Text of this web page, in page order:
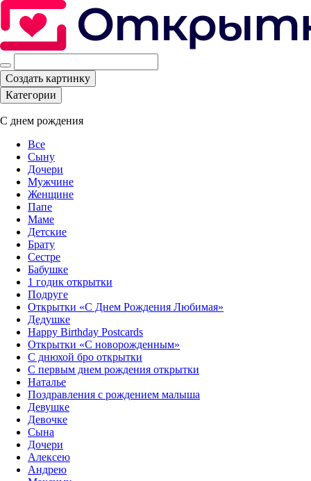
Создать картинку
Категории
С днем рождения
Все
Сыну
Дочери
Мужчине
Женщине
Папе
Маме
Детские
Брату
Сестре
Бабушке
1 годик открытки
Подруге
Открытки «С Днем Рождения Любимая»‎
Дедушке
Happy Birthday Postcards
Открытки «‎С новорожденным»
С днюхой бро открытки
С первым днем рождения открытки
Наталье
Поздравления с рождением малыша
Девушке
Девочке
Сына
Дочери
Алексею
Андрею